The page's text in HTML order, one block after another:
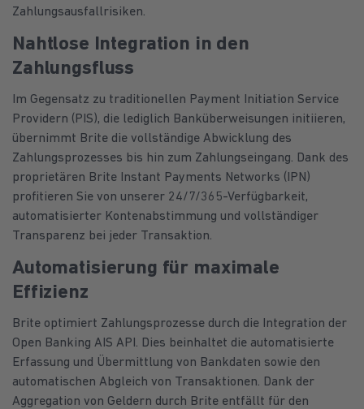
Zahlungsausfallrisiken.
Nahtlose Integration in den
Zahlungsfluss
Im Gegensatz zu traditionellen Payment Initiation Service
Providern (PIS), die lediglich Banküberweisungen initiieren,
übernimmt Brite die vollständige Abwicklung des
Zahlungsprozesses bis hin zum Zahlungseingang. Dank des
proprietären Brite Instant Payments Networks (IPN)
profitieren Sie von unserer 24/7/365-Verfügbarkeit,
automatisierter Kontenabstimmung und vollständiger
Transparenz bei jeder Transaktion.
Automatisierung für maximale
Effizienz
Brite optimiert Zahlungsprozesse durch die Integration der
Open Banking AIS API. Dies beinhaltet die automatisierte
Erfassung und Übermittlung von Bankdaten sowie den
automatischen Abgleich von Transaktionen. Dank der
Aggregation von Geldern durch Brite entfällt für den